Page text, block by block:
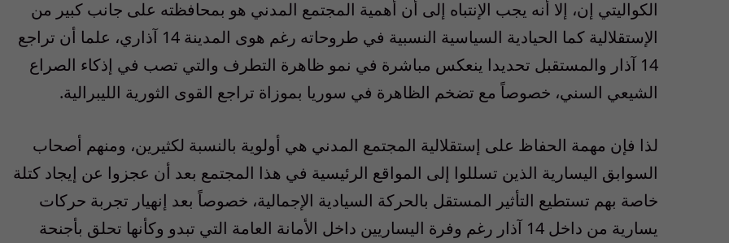
الكواليتي إن، إلا أنه يجب الإنتباه إلى أن أهمية المجتمع المدني هو بمحافظته على جانب كبير من
الإستقلالية كما الحيادية السياسية النسبية في طروحاته رغم هوى المدينة 14 آذاري، علما أن تراجع
14 آذار والمستقبل تحديدا ينعكس مباشرة في نمو ظاهرة التطرف والتي تصب في إذكاء الصراع
الشيعي السني، خصوصاً مع تضخم الظاهرة في سوريا بموزاة تراجع القوى الثورية الليبرالية.
لذا فإن مهمة الحفاظ على إستقلالية المجتمع المدني هي أولوية بالنسبة لكثيرين، ومنهم أصحاب
السوابق اليسارية الذين تسللوا إلى المواقع الرئيسية في هذا المجتمع بعد أن عجزوا عن إيجاد كتلة
خاصة بهم تستطيع التأثير المستقل بالحركة السيادية الإجمالية، خصوصاً بعد إنهيار تجربة حركات
يسارية من داخل 14 آذار رغم وفرة اليساريين داخل الأمانة العامة التي تبدو وكأنها تحلق بأجنحة